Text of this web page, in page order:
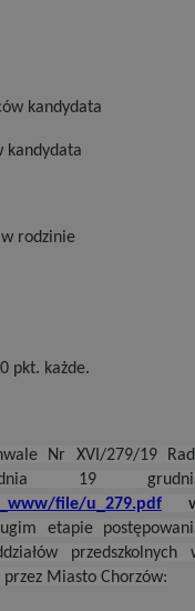
kandydata
kandydata
rodzinie
pkt. każde.
Nr XVI/279/19
19
file/u_279.pdf
etapie
przedszkolnych
przez Miasto Chorzów: